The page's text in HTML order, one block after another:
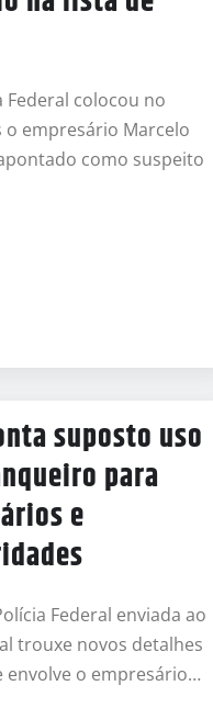
Federal colocou no
o empresário Marcelo
como suspeito
suposto uso
para
e
Federal enviada ao
trouxe novos detalhes
envolve o empresário…